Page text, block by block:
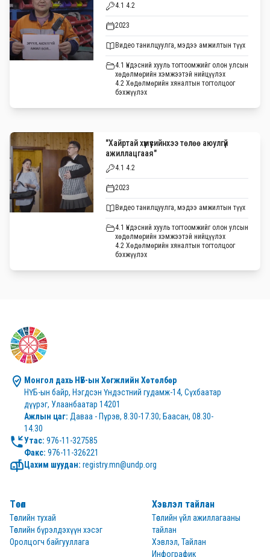
4.1 4.2
2023
Видео танилцуулга, мэдээ амжилтын түүх
4.1 Үндэсний хууль тогтоомжийг олон улсын
хөдөлмөрийн хэмжээтэй нийцүүлэх
4.2 Хөдөлмөрийн хяналтын тогтолцоог
бэхжүүлэх
"Хайртай хүмүүсийнхээ төлөө аюулгүй
ажиллацгаая"
4.1 4.2
2023
Видео танилцуулга, мэдээ амжилтын түүх
4.1 Үндэсний хууль тогтоомжийг олон улсын
хөдөлмөрийн хэмжээтэй нийцүүлэх
4.2 Хөдөлмөрийн хяналтын тогтолцоог
бэхжүүлэх
Монгол дахь НҮБ-ын Хөгжлийн Хөтөлбөр
НҮБ-ын байр, Нэгдсэн Үндэстний гудамж-14, Сүхбаатар
дүүрэг, Улаанбаатар 14201
Ажлын цаг: Даваа - Пүрэв, 8.30-17.30; Баасан, 08.30-
14.30
Утас:
Факс: 976-11-326221
Цахим шуудан: registry.mn@undp.org
Төсөл
Төслийн тухай
Төслийн бүрэлдэхүүн хэсэг
Оролцогч байгууллага
Хэвлэл тайлан
Төслийн үйл ажиллагааны
тайлан
Хэвлэл, Тайлан
Инфографик